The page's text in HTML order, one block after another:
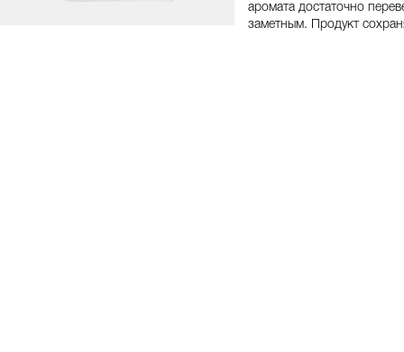
аромата достаточно
заметным. Продукт